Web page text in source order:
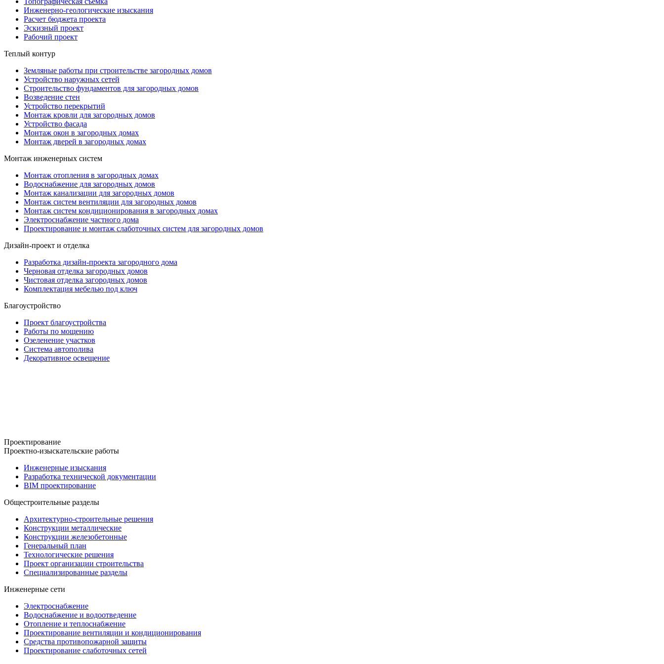
Инженерно-геологические изыскания
Расчет бюджета проекта
Эскизный проект
Рабочий проект
Теплый контур
Земляные работы при строительстве загородных домов
Устройство наружных сетей
Строительство фундаментов для загородных домов
Возведение стен
Устройство перекрытий
Монтаж кровли для загородных домов
Устройство фасада
Монтаж окон в загородных домах
Монтаж дверей в загородных домах
Монтаж инженерных систем
Монтаж отопления в загородных домах
Водоснабжение для загородных домов
Монтаж канализации для загородных домов
Монтаж систем вентиляции для загородных домов
Монтаж систем кондиционирования в загородных домах
Электроснабжение частного дома
Проектирование и монтаж слаботочных систем для загородных домов
Дизайн-проект и отделка
Разработка дизайн-проекта загородного дома
Черновая отделка загородных домов
Чистовая отделка загородных домов
Комплектация мебелью под ключ
Благоустройство
Проект благоустройства
Работы по мощению
Озеленение участков
Система автополива
Декоративное освещение
Проектирование
Проектно-изыскательские работы
Инженерные изыскания
Разработка технической документации
BIM проектирование
Общестроительные разделы
Архитектурно-строительные решения
Конструкции металлические
Конструкции железобетонные
Генеральный план
Технологические решения
Проект организации строительства
Специализированные разделы
Инженерные сети
Электроснабжение
Водоснабжение и водоотведение
Отопление и теплоснабжение
Проектирование вентиляции и кондиционирования
Средства противопожарной защиты
Проектирование слаботочных сетей